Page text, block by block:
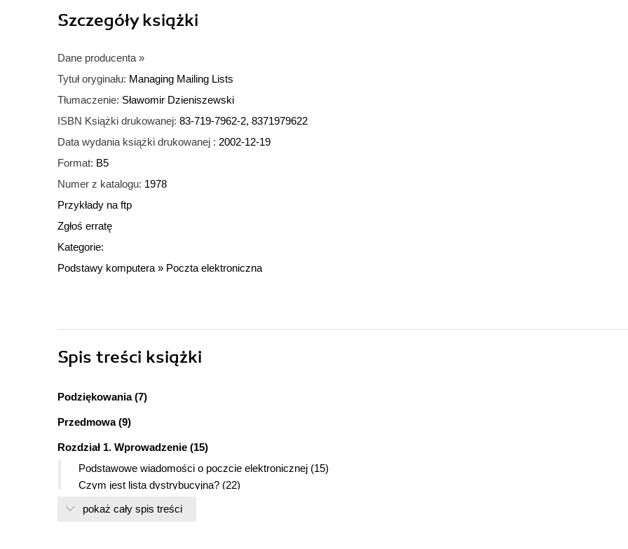
Szczegółyksiążki
Dane producenta »
Tytuł oryginału: Managing Mailing Lists
Tłumaczenie: Sławomir Dzieniszewski
ISBN Książki drukowanej: 83-719-7962-2, 8371979622
Data wydania książki drukowanej : 2002-12-19
Format: B5
Numer z katalogu: 1978
Przykłady na ftp
Zgłoś erratę
Kategorie:
Podstawy komputera » Poczta elektroniczna
Spis treści książki
Podziękowania (7)
Przedmowa (9)
Rozdział 1. Wprowadzenie (15)
Podstawowe wiadomości o poczcie elektronicznej (15)
Czym jest lista dystrybucyjna? (22)
Korzystanie z programów zarządzających listami dystrybucyjnymi (25)
pokaż cały spis treści